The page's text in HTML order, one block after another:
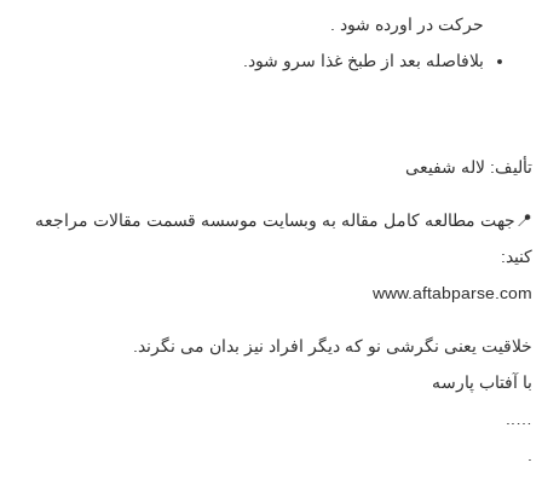
حرکت در اورده شود .
بلافاصله بعد از طبخ غذا سرو شود.
تألیف: لاله شفیعی
📍جهت مطالعه کامل مقاله به وبسایت موسسه قسمت مقالات مراجعه
کنید:
www.aftabparse.com
خلاقیت یعنی نگرشی نو که دیگر افراد نیز بدان می نگرند.
با آفتاب پارسه